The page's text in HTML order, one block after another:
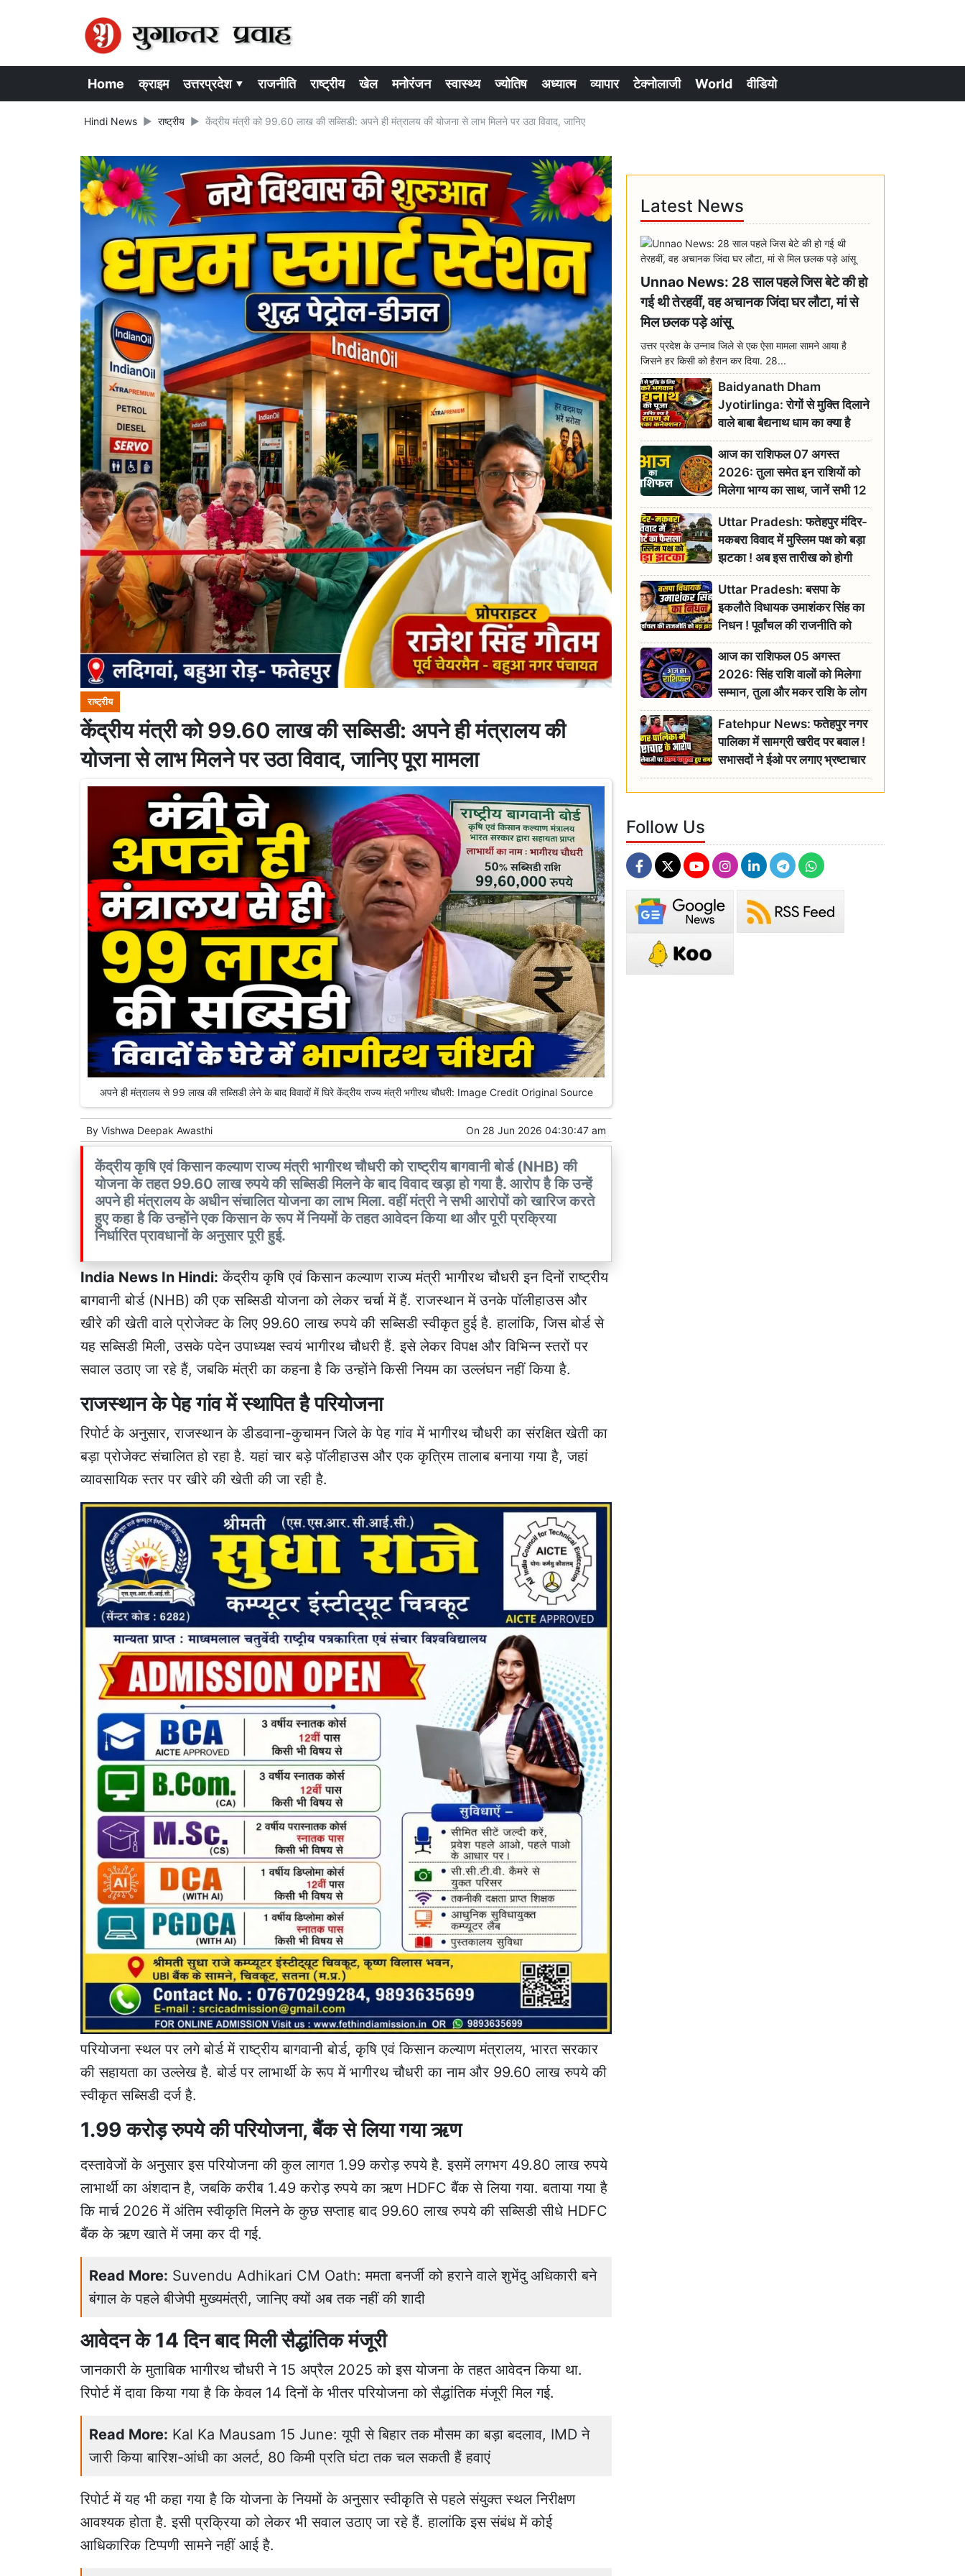
Home क्राइम उत्तरप्रदेश ▾ राजनीति राष्ट्रीय खेल मनोरंजन स्वास्थ्य ज्योतिष अध्यात्म व्यापार टेक्नोलाजी World वीडियो
Hindi News राष्ट्रीय केंद्रीय मंत्री को 99.60 लाख की सब्सिडी: अपने ही मंत्रालय की योजना से लाभ मिलने पर उठा विवाद, जानिए
राष्ट्रीय
केंद्रीय मंत्री को 99.60 लाख की सब्सिडी: अपने ही मंत्रालय की
योजना से लाभ मिलने पर उठा विवाद, जानिए पूरा मामला
अपने ही मंत्रालय से 99 लाख की सब्सिडी लेने के बाद विवादों में घिरे केंद्रीय राज्य मंत्री भगीरथ चौधरी: Image Credit Original Source
By Vishwa Deepak Awasthi On 28 Jun 2026 04:30:47 am
केंद्रीय कृषि एवं किसान कल्याण राज्य मंत्री भागीरथ चौधरी को राष्ट्रीय बागवानी बोर्ड (NHB) की
योजना के तहत 99.60 लाख रुपये की सब्सिडी मिलने के बाद विवाद खड़ा हो गया है. आरोप है कि उन्हें
अपने ही मंत्रालय के अधीन संचालित योजना का लाभ मिला. वहीं मंत्री ने सभी आरोपों को खारिज करते
हुए कहा है कि उन्होंने एक किसान के रूप में नियमों के तहत आवेदन किया था और पूरी प्रक्रिया
निर्धारित प्रावधानों के अनुसार पूरी हुई.
India News In Hindi: केंद्रीय कृषि एवं किसान कल्याण राज्य मंत्री भागीरथ चौधरी इन दिनों राष्ट्रीय
बागवानी बोर्ड (NHB) की एक सब्सिडी योजना को लेकर चर्चा में हैं. राजस्थान में उनके पॉलीहाउस और
खीरे की खेती वाले प्रोजेक्ट के लिए 99.60 लाख रुपये की सब्सिडी स्वीकृत हुई है. हालांकि, जिस बोर्ड से
यह सब्सिडी मिली, उसके पदेन उपाध्यक्ष स्वयं भागीरथ चौधरी हैं. इसे लेकर विपक्ष और विभिन्न स्तरों पर
सवाल उठाए जा रहे हैं, जबकि मंत्री का कहना है कि उन्होंने किसी नियम का उल्लंघन नहीं किया है.
राजस्थान के पेह गांव में स्थापित है परियोजना
रिपोर्ट के अनुसार, राजस्थान के डीडवाना-कुचामन जिले के पेह गांव में भागीरथ चौधरी का संरक्षित खेती का
बड़ा प्रोजेक्ट संचालित हो रहा है. यहां चार बड़े पॉलीहाउस और एक कृत्रिम तालाब बनाया गया है, जहां
व्यावसायिक स्तर पर खीरे की खेती की जा रही है.
परियोजना स्थल पर लगे बोर्ड में राष्ट्रीय बागवानी बोर्ड, कृषि एवं किसान कल्याण मंत्रालय, भारत सरकार
की सहायता का उल्लेख है. बोर्ड पर लाभार्थी के रूप में भागीरथ चौधरी का नाम और 99.60 लाख रुपये की
स्वीकृत सब्सिडी दर्ज है.
1.99 करोड़ रुपये की परियोजना, बैंक से लिया गया ऋण
दस्तावेजों के अनुसार इस परियोजना की कुल लागत 1.99 करोड़ रुपये है. इसमें लगभग 49.80 लाख रुपये
लाभार्थी का अंशदान है, जबकि करीब 1.49 करोड़ रुपये का ऋण HDFC बैंक से लिया गया. बताया गया है
कि मार्च 2026 में अंतिम स्वीकृति मिलने के कुछ सप्ताह बाद 99.60 लाख रुपये की सब्सिडी सीधे HDFC
बैंक के ऋण खाते में जमा कर दी गई.
Read More: Suvendu Adhikari CM Oath: ममता बनर्जी को हराने वाले शुभेंदु अधिकारी बने
बंगाल के पहले बीजेपी मुख्यमंत्री, जानिए क्यों अब तक नहीं की शादी
आवेदन के 14 दिन बाद मिली सैद्धांतिक मंजूरी
जानकारी के मुताबिक भागीरथ चौधरी ने 15 अप्रैल 2025 को इस योजना के तहत आवेदन किया था.
रिपोर्ट में दावा किया गया है कि केवल 14 दिनों के भीतर परियोजना को सैद्धांतिक मंजूरी मिल गई.
Read More: Kal Ka Mausam 15 June: यूपी से बिहार तक मौसम का बड़ा बदलाव, IMD ने
जारी किया बारिश-आंधी का अलर्ट, 80 किमी प्रति घंटा तक चल सकती हैं हवाएं
रिपोर्ट में यह भी कहा गया है कि योजना के नियमों के अनुसार स्वीकृति से पहले संयुक्त स्थल निरीक्षण
आवश्यक होता है. इसी प्रक्रिया को लेकर भी सवाल उठाए जा रहे हैं. हालांकि इस संबंध में कोई
आधिकारिक टिप्पणी सामने नहीं आई है.
Latest News
Unnao News: 28 साल पहले जिस बेटे की हो
गई थी तेरहवीं, वह अचानक जिंदा घर लौटा, मां से
मिल छलक पड़े आंसू
उत्तर प्रदेश के उन्नाव जिले से एक ऐसा मामला सामने आया है
जिसने हर किसी को हैरान कर दिया. 28...
Baidyanath Dham
Jyotirlinga: रोगों से मुक्ति दिलाने
वाले बाबा बैद्यनाथ धाम का क्या है
रावण से संबंध? जानिए ज्योतिर्लिंग की
महिमा
आज का राशिफल 07 अगस्त
2026: तुला समेत इन राशियों को
मिलेगा भाग्य का साथ, जानें सभी 12
राशियों का दैनिक भाग्यफल
Uttar Pradesh: फतेहपुर मंदिर-
मकबरा विवाद में मुस्लिम पक्ष को बड़ा
झटका ! अब इस तारीख को होगी
सुनवाई
Uttar Pradesh: बसपा के
इकलौते विधायक उमाशंकर सिंह का
निधन ! पूर्वांचल की राजनीति को
बड़ा झटका, योगी ने जताया दुःख
आज का राशिफल 05 अगस्त
2026: सिंह राशि वालों को मिलेगा
सम्मान, तुला और मकर राशि के लोग
रहें सतर्क
Fatehpur News: फतेहपुर नगर
पालिका में सामग्री खरीद पर बवाल !
सभासदों ने ईओ पर लगाए भ्रष्टाचार
के गंभीर आरोप
Follow Us